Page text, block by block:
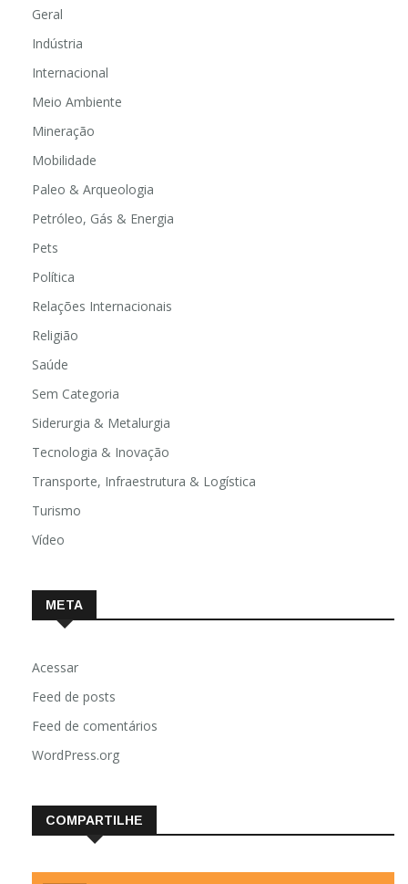
Geral
Indústria
Internacional
Meio Ambiente
Mineração
Mobilidade
Paleo & Arqueologia
Petróleo, Gás & Energia
Pets
Política
Relações Internacionais
Religião
Saúde
Sem Categoria
Siderurgia & Metalurgia
Tecnologia & Inovação
Transporte, Infraestrutura & Logística
Turismo
Vídeo
META
Acessar
Feed de posts
Feed de comentários
WordPress.org
COMPARTILHE